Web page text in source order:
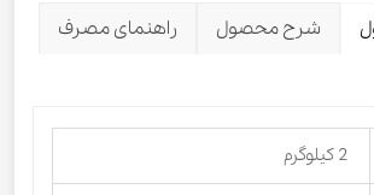
شرح محصول
راهنمای مصرف
2 کیلوگرم